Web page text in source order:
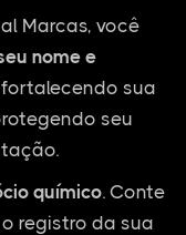
Marcas, você
nome e
sua
seu
químico. Conte
registro da sua